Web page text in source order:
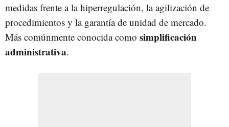
medidas frente a la hiperregulación, la agilización de
procedimientos y la garantía de unidad de mercado.
Más comúnmente conocida como simplificación
administrativa.